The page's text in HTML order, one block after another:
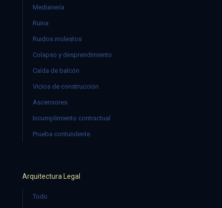
Medianería
Ruina
Ruidos molestos
Colapso y desprendimiento
Caída de balcón
Vicios de construcción
Ascensores
Incumplimiento contractual
Prueba contundente
Arquitectura Legal
Todo